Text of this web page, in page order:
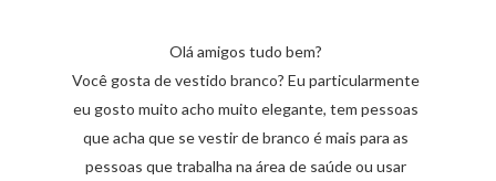
Olá amigos tudo bem?
Você gosta de vestido branco? Eu particularmente
eu gosto muito acho muito elegante, tem pessoas
que acha que se vestir de branco é mais para as
pessoas que trabalha na área de saúde ou usar